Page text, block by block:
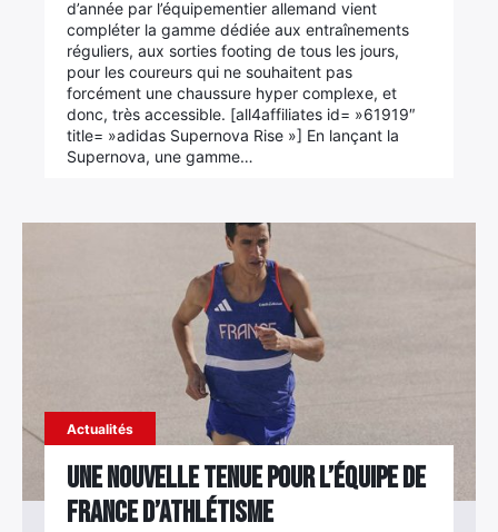
d’année par l’équipementier allemand vient
compléter la gamme dédiée aux entraînements
réguliers, aux sorties footing de tous les jours,
pour les coureurs qui ne souhaitent pas
forcément une chaussure hyper complexe, et
donc, très accessible. [all4affiliates id= »61919″
title= »adidas Supernova Rise »] En lançant la
Supernova, une gamme…
Actualités
Une nouvelle tenue pour l’équipe de
France d’Athlétisme
: